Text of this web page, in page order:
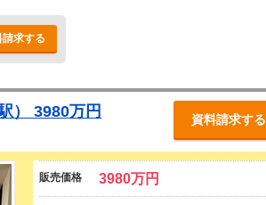
請求する
） 3980万円 資料請求する
販売価格 3980万円